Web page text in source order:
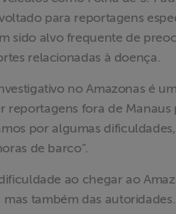
para reportagens
sido alvo frequente de
relacionadas à doença.
no Amazonas é
reportagens fora de
por algumas
de barco”.
ao chegar ao
mas também das